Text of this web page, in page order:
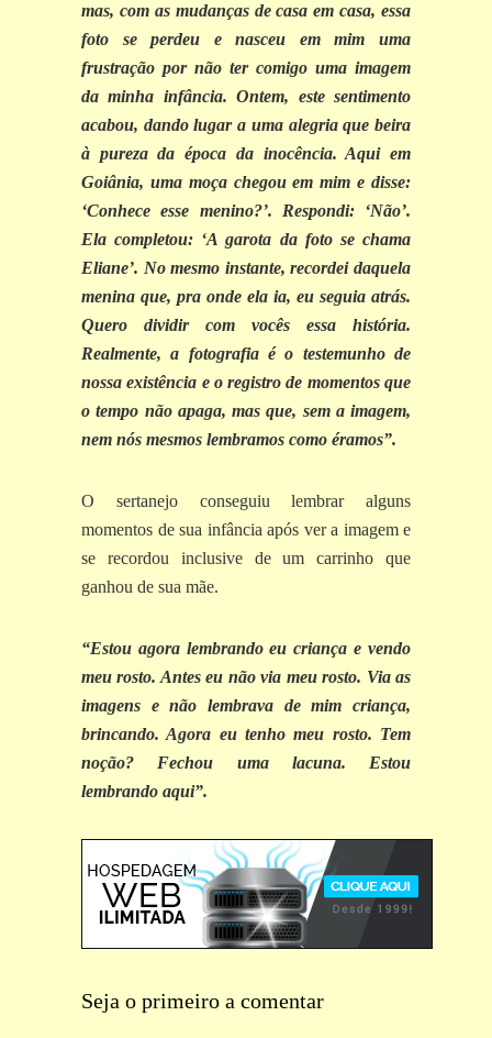
mas, com as mudanças de casa em casa, essa
foto se perdeu e nasceu em mim uma
frustração por não ter comigo uma imagem
da minha infância. Ontem, este sentimento
acabou, dando lugar a uma alegria que beira
à pureza da época da inocência. Aqui em
Goiânia, uma moça chegou em mim e disse:
‘Conhece esse menino?’. Respondi: ‘Não’.
Ela completou: ‘A garota da foto se chama
Eliane’. No mesmo instante, recordei daquela
menina que, pra onde ela ia, eu seguia atrás.
Quero dividir com vocês essa história.
Realmente, a fotografia é o testemunho de
nossa existência e o registro de momentos que
o tempo não apaga, mas que, sem a imagem,
nem nós mesmos lembramos como éramos”.
O sertanejo conseguiu lembrar alguns
momentos de sua infância após ver a imagem e
se recordou inclusive de um carrinho que
ganhou de sua mãe.
“Estou agora lembrando eu criança e vendo
meu rosto. Antes eu não via meu rosto. Via as
imagens e não lembrava de mim criança,
brincando. Agora eu tenho meu rosto. Tem
noção? Fechou uma lacuna. Estou
lembrando aqui”.
Seja o primeiro a comentar